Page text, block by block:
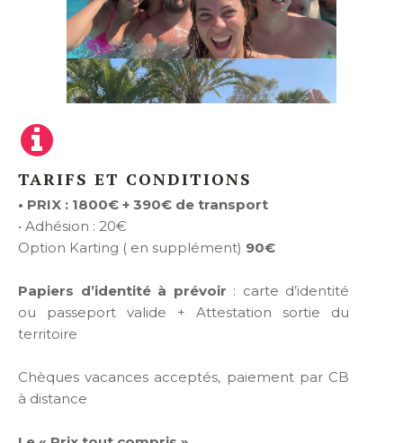
TARIFS ET CONDITIONS
• PRIX : 1800€ + 390€ de transport
• Adhésion : 20€
Option Karting ( en supplément) 90€
Papiers d’identité à prévoir : carte d’identité
ou passeport valide + Attestation sortie du
territoire
Chèques vacances acceptés, paiement par CB
à distance